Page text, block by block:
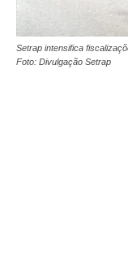
Setrap intensifica
Foto: Divulgação Setrap